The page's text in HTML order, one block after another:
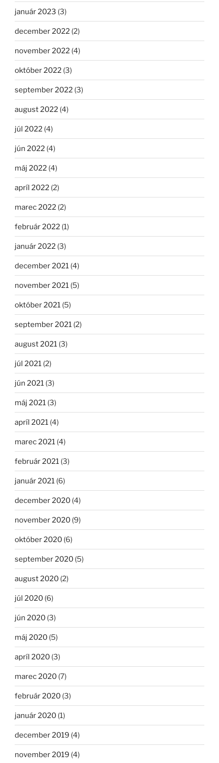
január 2023 (3)
december 2022 (2)
november 2022 (4)
október 2022 (3)
september 2022 (3)
august 2022 (4)
júl 2022 (4)
jún 2022 (4)
máj 2022 (4)
apríl 2022 (2)
marec 2022 (2)
február 2022 (1)
január 2022 (3)
december 2021 (4)
november 2021 (5)
október 2021 (5)
september 2021 (2)
august 2021 (3)
júl 2021 (2)
jún 2021 (3)
máj 2021 (3)
apríl 2021 (4)
marec 2021 (4)
február 2021 (3)
január 2021 (6)
december 2020 (4)
november 2020 (9)
október 2020 (6)
september 2020 (5)
august 2020 (2)
júl 2020 (6)
jún 2020 (3)
máj 2020 (5)
apríl 2020 (3)
marec 2020 (7)
február 2020 (3)
január 2020 (1)
december 2019 (4)
november 2019 (4)